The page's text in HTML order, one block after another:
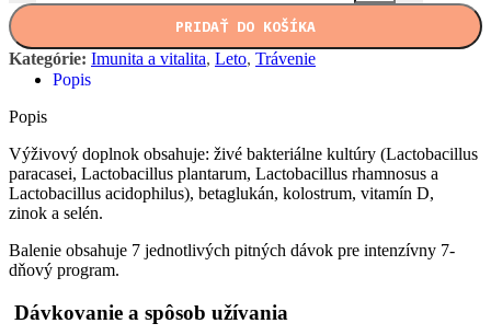
PRIDAŤ DO KOŠÍKA
Kategórie: Imunita a vitalita, Leto, Trávenie
Popis
Popis
Výživový doplnok obsahuje: živé bakteriálne kultúry (Lactobacillus
paracasei, Lactobacillus plantarum, Lactobacillus rhamnosus a
Lactobacillus acidophilus), betaglukán, kolostrum, vitamín D,
zinok a selén.
Balenie obsahuje 7 jednotlivých pitných dávok pre intenzívny 7-
dňový program.
Dávkovanie a spôsob užívania